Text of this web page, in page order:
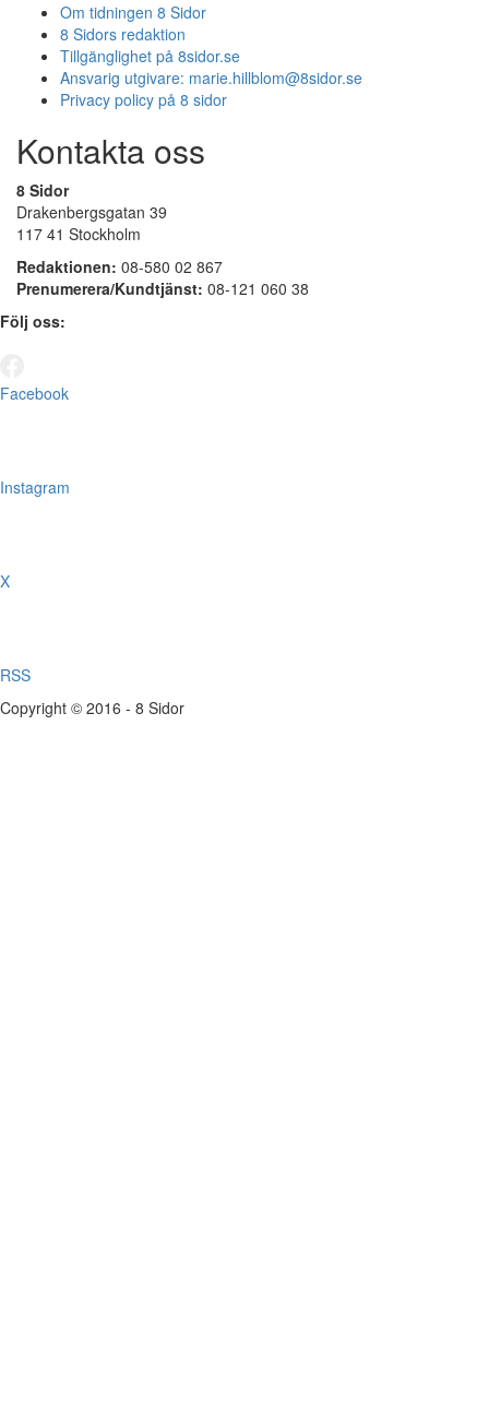
Om tidningen 8 Sidor
8 Sidors redaktion
Tillgänglighet på 8sidor.se
Ansvarig utgivare: marie.hillblom@8sidor.se
Privacy policy på 8 sidor
Kontakta oss
8 Sidor
Drakenbergsgatan 39
117 41 Stockholm
Redaktionen: 08-580 02 867
Prenumerera/Kundtjänst: 08-121 060 38
Följ oss:
Facebook
Instagram
X
RSS
Copyright © 2016 - 8 Sidor